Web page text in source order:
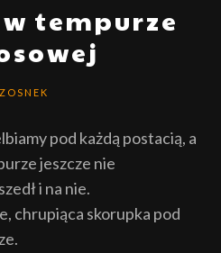
tempurze
pod każdą postacią, a
jeszcze nie
i na nie.
chrupiąca skorupka pod